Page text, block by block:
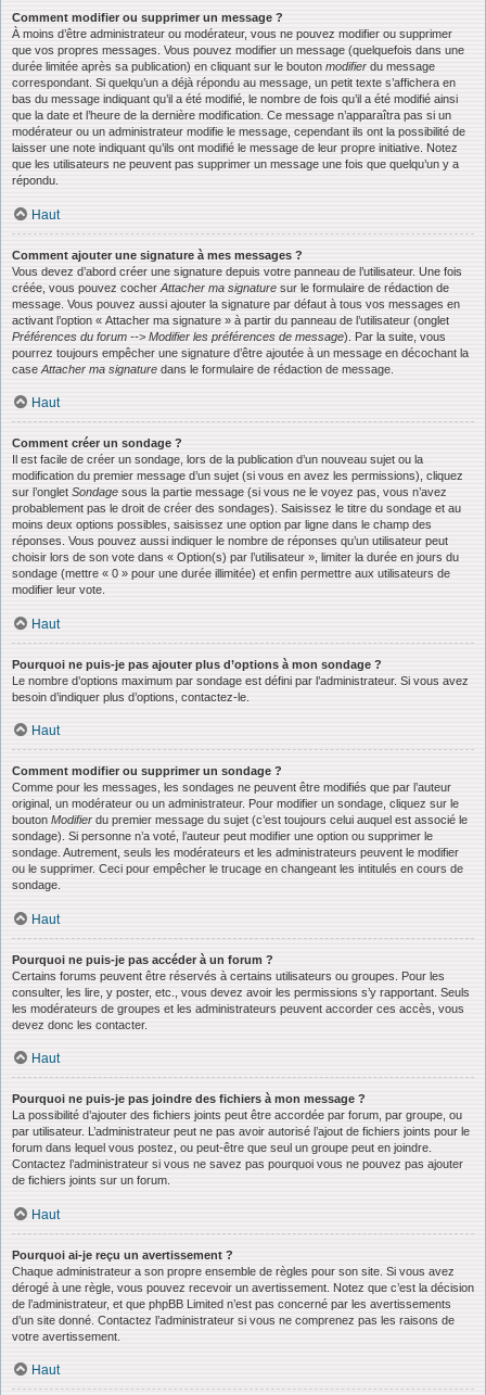
Comment modifier ou supprimer un message ?
À moins d’être administrateur ou modérateur, vous ne pouvez modifier ou supprimer
que vos propres messages. Vous pouvez modifier un message (quelquefois dans une
durée limitée après sa publication) en cliquant sur le bouton modifier du message
correspondant. Si quelqu’un a déjà répondu au message, un petit texte s’affichera en
bas du message indiquant qu’il a été modifié, le nombre de fois qu’il a été modifié ainsi
que la date et l’heure de la dernière modification. Ce message n’apparaîtra pas si un
modérateur ou un administrateur modifie le message, cependant ils ont la possibilité de
laisser une note indiquant qu’ils ont modifié le message de leur propre initiative. Notez
que les utilisateurs ne peuvent pas supprimer un message une fois que quelqu’un y a
répondu.
Haut
Comment ajouter une signature à mes messages ?
Vous devez d’abord créer une signature depuis votre panneau de l’utilisateur. Une fois
créée, vous pouvez cocher Attacher ma signature sur le formulaire de rédaction de
message. Vous pouvez aussi ajouter la signature par défaut à tous vos messages en
activant l’option « Attacher ma signature » à partir du panneau de l’utilisateur (onglet
Préférences du forum --> Modifier les préférences de message). Par la suite, vous
pourrez toujours empêcher une signature d’être ajoutée à un message en décochant la
case Attacher ma signature dans le formulaire de rédaction de message.
Haut
Comment créer un sondage ?
Il est facile de créer un sondage, lors de la publication d’un nouveau sujet ou la
modification du premier message d’un sujet (si vous en avez les permissions), cliquez
sur l’onglet Sondage sous la partie message (si vous ne le voyez pas, vous n’avez
probablement pas le droit de créer des sondages). Saisissez le titre du sondage et au
moins deux options possibles, saisissez une option par ligne dans le champ des
réponses. Vous pouvez aussi indiquer le nombre de réponses qu’un utilisateur peut
choisir lors de son vote dans « Option(s) par l’utilisateur », limiter la durée en jours du
sondage (mettre « 0 » pour une durée illimitée) et enfin permettre aux utilisateurs de
modifier leur vote.
Haut
Pourquoi ne puis-je pas ajouter plus d’options à mon sondage ?
Le nombre d’options maximum par sondage est défini par l’administrateur. Si vous avez
besoin d’indiquer plus d’options, contactez-le.
Haut
Comment modifier ou supprimer un sondage ?
Comme pour les messages, les sondages ne peuvent être modifiés que par l’auteur
original, un modérateur ou un administrateur. Pour modifier un sondage, cliquez sur le
bouton Modifier du premier message du sujet (c’est toujours celui auquel est associé le
sondage). Si personne n’a voté, l’auteur peut modifier une option ou supprimer le
sondage. Autrement, seuls les modérateurs et les administrateurs peuvent le modifier
ou le supprimer. Ceci pour empêcher le trucage en changeant les intitulés en cours de
sondage.
Haut
Pourquoi ne puis-je pas accéder à un forum ?
Certains forums peuvent être réservés à certains utilisateurs ou groupes. Pour les
consulter, les lire, y poster, etc., vous devez avoir les permissions s’y rapportant. Seuls
les modérateurs de groupes et les administrateurs peuvent accorder ces accès, vous
devez donc les contacter.
Haut
Pourquoi ne puis-je pas joindre des fichiers à mon message ?
La possibilité d’ajouter des fichiers joints peut être accordée par forum, par groupe, ou
par utilisateur. L’administrateur peut ne pas avoir autorisé l’ajout de fichiers joints pour le
forum dans lequel vous postez, ou peut-être que seul un groupe peut en joindre.
Contactez l’administrateur si vous ne savez pas pourquoi vous ne pouvez pas ajouter
de fichiers joints sur un forum.
Haut
Pourquoi ai-je reçu un avertissement ?
Chaque administrateur a son propre ensemble de règles pour son site. Si vous avez
dérogé à une règle, vous pouvez recevoir un avertissement. Notez que c’est la décision
de l’administrateur, et que phpBB Limited n’est pas concerné par les avertissements
d’un site donné. Contactez l’administrateur si vous ne comprenez pas les raisons de
votre avertissement.
Haut